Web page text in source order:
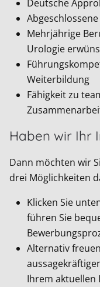
Deutsche
Mehrjährige
Urologie
Weiterbildung
Fähigkeit zu
Haben wir Ihr
Dann möchten wir
drei Möglichkeiten
Klicken Sie
führen Sie
Alternativ
Ihrem aktuellen